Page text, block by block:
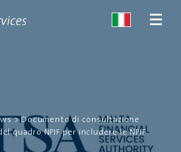
> Documento di consultazione
quadro NPIF per includere le NPIF